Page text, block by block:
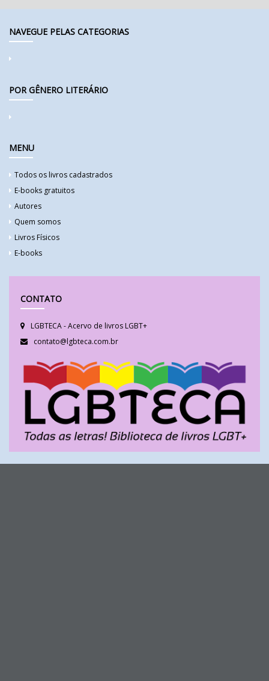
NAVEGUE PELAS CATEGORIAS
POR GÊNERO LITERÁRIO
MENU
Todos os livros cadastrados
E-books gratuitos
Autores
Quem somos
Livros Físicos
E-books
CONTATO
LGBTECA - Acervo de livros LGBT+
contato@lgbteca.com.br